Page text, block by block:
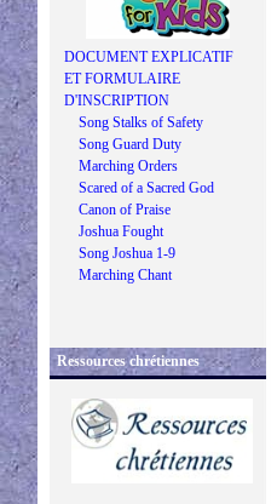
DOCUMENT EXPLICATIF
ET FORMULAIRE
D'INSCRIPTION
Song Stalks of Safety
Song Guard Duty
Marching Orders
Scared of a Sacred God
Canon of Praise
Joshua Fought
Song Joshua 1-9
Marching Chant
Ressources chrétiennes